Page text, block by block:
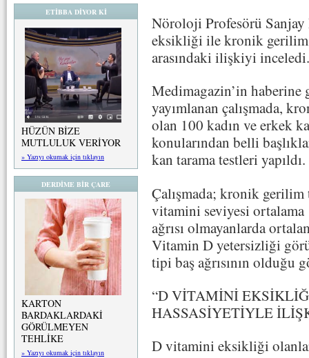
ETİBBA DİYOR Kİ
HÜZÜN BİZE
MUTLULUK VERİYOR
» Yazıyı okumak için tıklayın
DERDİME BİR ÇARE
KARTON
BARDAKLARDAKİ
GÖRÜLMEYEN
TEHLİKE
» Yazıyı okumak için tıklayın
Nöroloji Profesörü
eksikliği ile kronik gerilim
arasındaki ilişkiyi inceledi.
Medimagazin’in haberine
yayımlanan çalışmada,
olan 100 kadın ve erkek
konularından belli
kan tarama testleri yapıldı.
Çalışmada; kronik gerilim
vitamini seviyesi
ağrısı olmayanlarda
Vitamin D yetersizliği
tipi baş ağrısının olduğu
“D VİTAMİNİ
HASSASİYETİYLE
D vitamini eksikliği